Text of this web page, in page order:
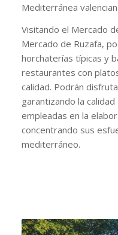
Mediterránea
Visitando el Mercado
Mercado de Ruzafa,
horchaterías típicas y
restaurantes con
calidad. Podrán
garantizando la
empleadas en la
concentrando sus
mediterráneo.